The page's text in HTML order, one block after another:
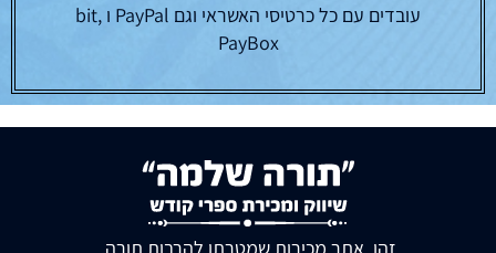
עובדים עם כל כרטיסי האשראי וגם PayPal ו bit,
PayBox
זהו אתר מכירות שמטרתו להרבות תורה.